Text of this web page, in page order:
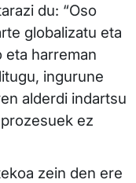
du: “Oso
globalizatu eta
eta harreman
ingurune
alderdi indartsu
ez
zein den ere